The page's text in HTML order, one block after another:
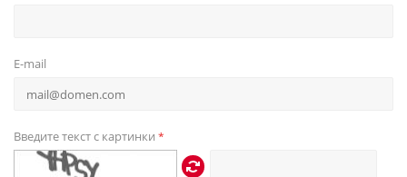
E-mail
Введите текст с картинки *